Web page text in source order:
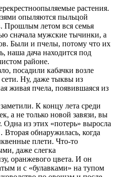
растения.
опыляются пыльцой
Прошлым летом вся семья
сначала мужские тычинки, а
Были и пчелы, потому что их
наша дача находится под
районе.
посадили кабачки возле
Ну, даже тыквы из
живая пчела, появившаяся из
К концу лета среди
а не только новой завязи, вы
из этих «потерь» выросла
обнаружилась, когда
плети. Что-то
даже слегка
оранжевого цвета. И он
и с «булавками» на тупом